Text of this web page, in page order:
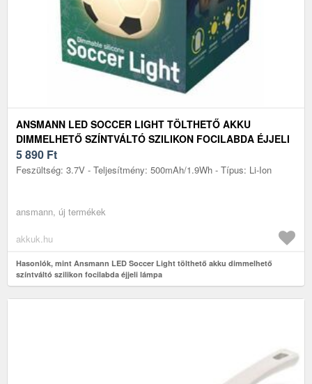
ANSMANN LED SOCCER LIGHT TÖLTHETŐ AKKU
DIMMELHETŐ SZÍNTVÁLTÓ SZILIKON FOCILABDA ÉJJELI
LÁMPA
5 890 Ft
Feszültség: 3.7V - Teljesítmény: 500mAh/1.9Wh - Típus: Li-Ion
ansmann, új termékek
akkuk.hu
Hasonlók, mint Ansmann LED Soccer Light tölthető akku dimmelhető
színtváltó szilikon focilabda éjjeli lámpa